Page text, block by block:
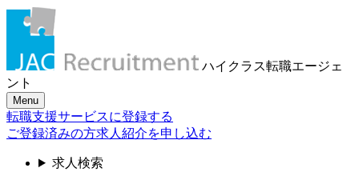
ハイクラス転職エージェ
ント
Menu
転職支援サービスに登録する
ご登録済みの方求人紹介を申し込む
求人検索